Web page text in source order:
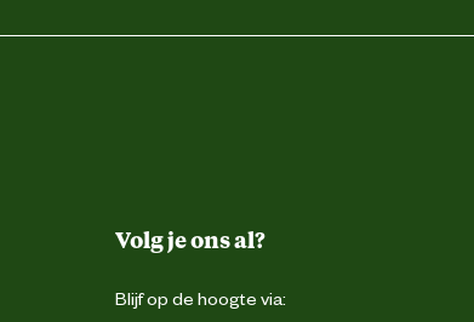
Volg je ons al?
Blijf op de hoogte via: